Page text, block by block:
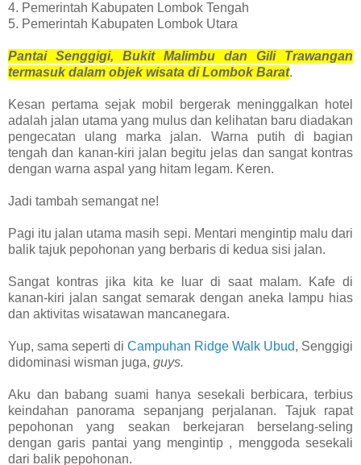
4. Pemerintah Kabupaten Lombok Tengah
5. Pemerintah Kabupaten Lombok Utara
Pantai Senggigi, Bukit Malimbu dan Gili Trawangan
termasuk dalam objek wisata di Lombok Barat.
Kesan pertama sejak mobil bergerak meninggalkan hotel
adalah jalan utama yang mulus dan kelihatan baru diadakan
pengecatan ulang marka jalan. Warna putih di bagian
tengah dan kanan-kiri jalan begitu jelas dan sangat kontras
dengan warna aspal yang hitam legam. Keren.
Jadi tambah semangat ne!
Pagi itu jalan utama masih sepi. Mentari mengintip malu dari
balik tajuk pepohonan yang berbaris di kedua sisi jalan.
Sangat kontras jika kita ke luar di saat malam. Kafe di
kanan-kiri jalan sangat semarak dengan aneka lampu hias
dan aktivitas wisatawan mancanegara.
Yup, sama seperti di Campuhan Ridge Walk Ubud, Senggigi
didominasi wisman juga, guys.
Aku dan babang suami hanya sesekali berbicara, terbius
keindahan panorama sepanjang perjalanan. Tajuk rapat
pepohonan yang seakan berkejaran berselang-seling
dengan garis pantai yang mengintip , menggoda sesekali
dari balik pepohonan.